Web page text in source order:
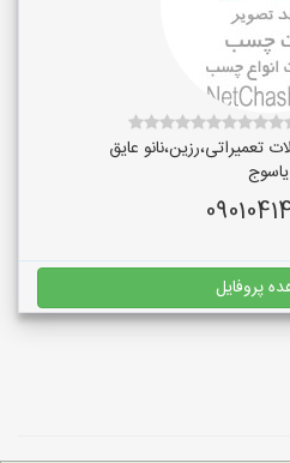
عایق
یاسوج
پروفایل